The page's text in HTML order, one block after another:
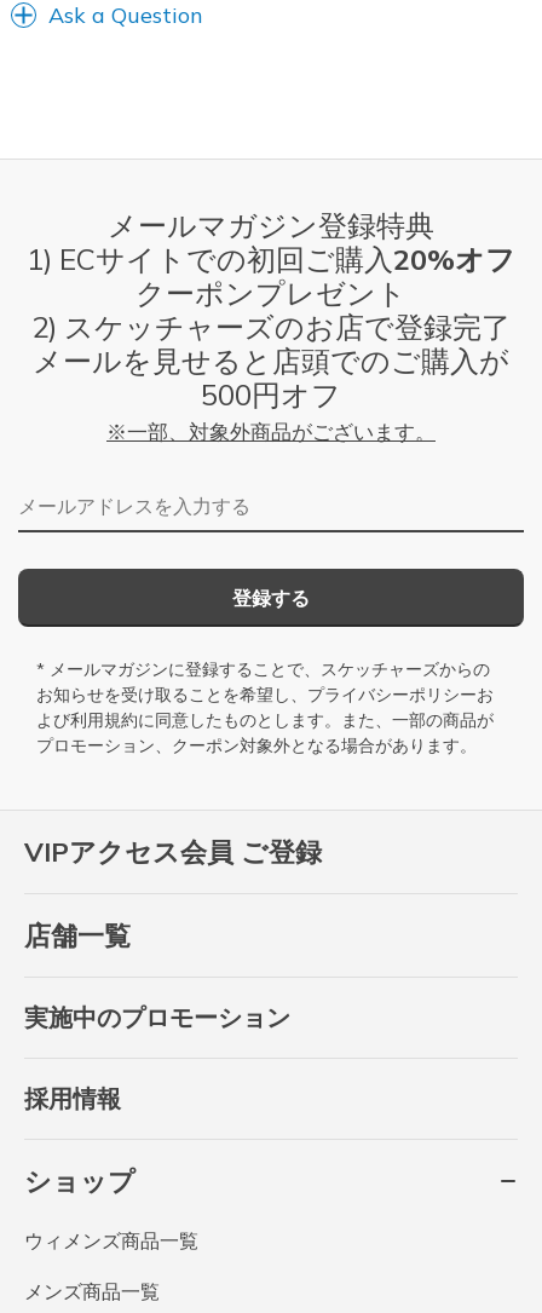
Ask a Question
VIPアクセス会員 ご登録
店舗一覧
実施中のプロモーション
採用情報
ショップ
ウィメンズ商品一覧
メンズ商品一覧
メールマガジン登録特典
1) ECサイトでの初回ご購入20%オフ
クーポンプレゼント
2) スケッチャーズのお店で登録完了
メールを見せると店頭でのご購入が
500円オフ
※一部、対象外商品がございます。
メールアドレス
登録する
* メールマガジンに登録することで、スケッチャーズからの
お知らせを受け取ることを希望し、 プライバシーポリシーお
よび利用規約に同意したものとします。また、一部の商品が
プロモーション、クーポン対象外となる場合があります。